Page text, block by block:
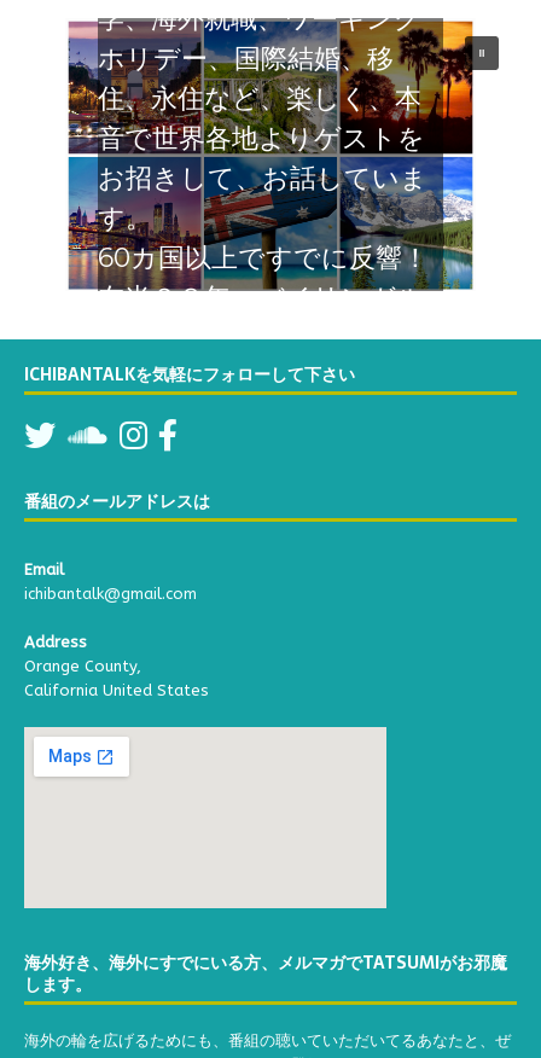
学、海外就職、ワーキング
ホリデー、国際結婚、移
住、永住など、楽しく、本
音で世界各地よりゲストを
お招きして、お話していま
す。
60カ国以上ですでに反響！
在米２８年 バイリンガル
なTatsumiが関西弁でカリ
フォルニアよりお届けする
６０分の対談番組。お楽し
みください
ICHIBANTALKを気軽にフォローして下さい
番組のメールアドレスは
Email
ichibantalk@gmail.com
Address
Orange County,
California United States
海外好き、海外にすでにいる方、メルマガでTATSUMIがお邪魔
します。
海外の輪を広げるためにも、番組の聴いていただいてるあなたと、ぜ